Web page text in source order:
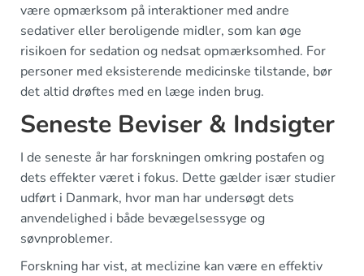
være opmærksom på interaktioner med andre
sedativer eller beroligende midler, som kan øge
risikoen for sedation og nedsat opmærksomhed. For
personer med eksisterende medicinske tilstande, bør
det altid drøftes med en læge inden brug.
Seneste Beviser & Indsigter
I de seneste år har forskningen omkring postafen og
dets effekter været i fokus. Dette gælder især studier
udført i Danmark, hvor man har undersøgt dets
anvendelighed i både bevægelsessyge og
søvnproblemer.
Forskning har vist, at meclizine kan være en effektiv